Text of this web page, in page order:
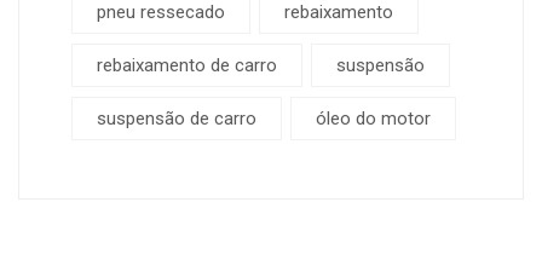
pneu ressecado rebaixamento
rebaixamento de carro suspensão
suspensão de carro óleo do motor